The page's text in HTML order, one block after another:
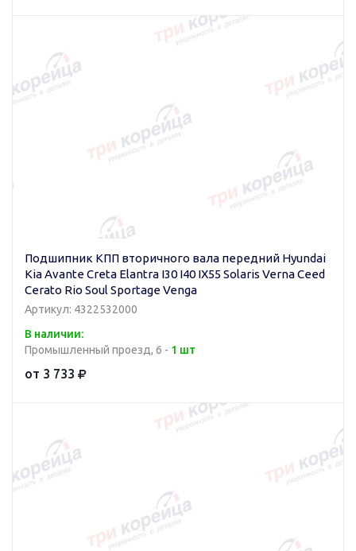
Подшипник КПП вторичного вала передний Hyundai
Kia Avante Creta Elantra I30 I40 IX55 Solaris Verna Ceed
Cerato Rio Soul Sportage Venga
Артикул: 4322532000
В наличии:
Промышленный проезд, 6 - 1 шт
от 3 733